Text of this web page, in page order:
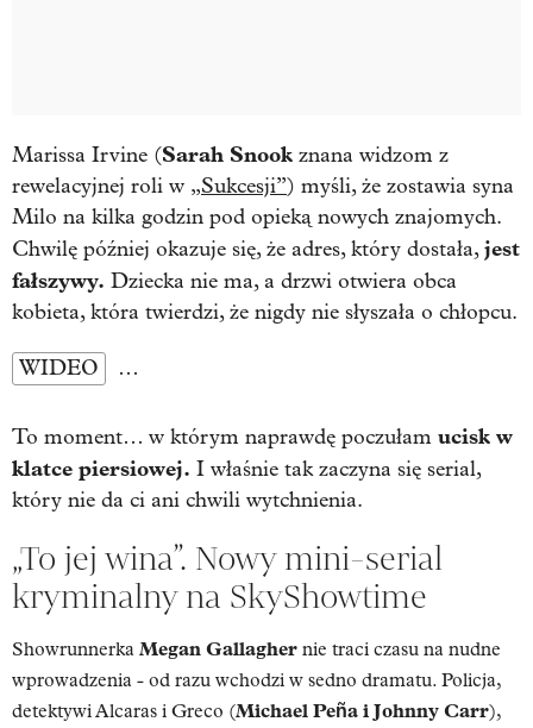
Marissa Irvine (Sarah Snook znana widzom z
rewelacyjnej roli w „Sukcesji”) myśli, że zostawia syna
Milo na kilka godzin pod opieką nowych znajomych.
Chwilę później okazuje się, że adres, który dostała,jest
fałszywy. Dziecka nie ma, a drzwi otwiera obca
kobieta, która twierdzi, że nigdy nie słyszała o chłopcu.
WIDEO …
To moment… w którym naprawdę poczułam ucisk w
klatce piersiowej. I właśnie tak zaczyna się serial,
który nie da ci ani chwili wytchnienia.
„To jej wina”. Nowy mini-serial
kryminalny na SkyShowtime
Showrunnerka Megan Gallagher nie traci czasu na nudne
wprowadzenia - od razu wchodzi w sedno dramatu. Policja,
detektywi Alcaras i Greco (Michael Peña i Johnny Carr),